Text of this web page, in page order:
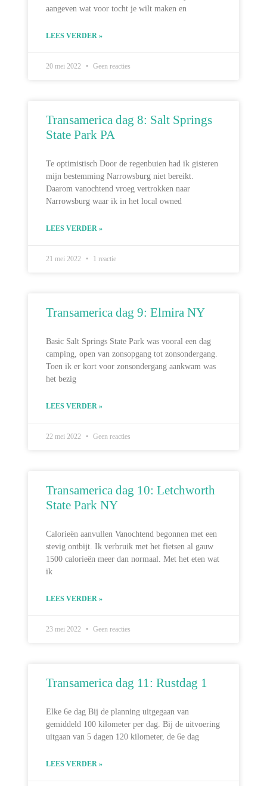
aangeven wat voor tocht je wilt maken en
LEES VERDER »
20 mei 2022 Geen reacties
Transamerica dag 8: Salt Springs
State Park PA
Te optimistisch Door de regenbuien had ik gisteren
mijn bestemming Narrowsburg niet bereikt.
Daarom vanochtend vroeg vertrokken naar
Narrowsburg waar ik in het local owned
LEES VERDER »
21 mei 2022 1 reactie
Transamerica dag 9: Elmira NY
Basic Salt Springs State Park was vooral een dag
camping, open van zonsopgang tot zonsondergang.
Toen ik er kort voor zonsondergang aankwam was
het bezig
LEES VERDER »
22 mei 2022 Geen reacties
Transamerica dag 10: Letchworth
State Park NY
Calorieën aanvullen Vanochtend begonnen met een
stevig ontbijt. Ik verbruik met het fietsen al gauw
1500 calorieën meer dan normaal. Met het eten wat
ik
LEES VERDER »
23 mei 2022 Geen reacties
Transamerica dag 11: Rustdag 1
Elke 6e dag Bij de planning uitgegaan van
gemiddeld 100 kilometer per dag. Bij de uitvoering
uitgaan van 5 dagen 120 kilometer, de 6e dag
LEES VERDER »